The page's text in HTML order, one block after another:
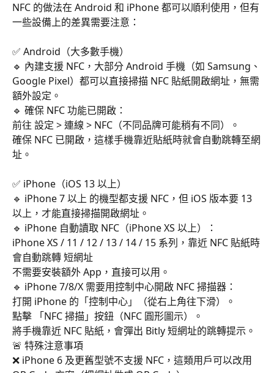
NFC 的做法在 Android 和 iPhone 都可以順利使用，但有
一些設備上的差異需要注意：
✅ Android（大多數手機）
🔹 內建支援 NFC，大部分 Android 手機（如 Samsung、
Google Pixel）都可以直接掃描 NFC 貼紙開啟網址，無需
額外設定。
🔹 確保 NFC 功能已開啟：
前往 設定 > 連線 > NFC（不同品牌可能稍有不同）。
確保 NFC 已開啟，這樣手機靠近貼紙時就會自動跳轉至網
址。
✅ iPhone（iOS 13 以上）
🔹 iPhone 7 以上 的機型都支援 NFC，但 iOS 版本要 13
以上，才能直接掃描開啟網址。
🔹 iPhone 自動讀取 NFC（iPhone XS 以上）：
iPhone XS / 11 / 12 / 13 / 14 / 15 系列，靠近 NFC 貼紙時
會自動跳轉 短網址
不需要安裝額外 App，直接可以用。
🔹 iPhone 7/8/X 需要用控制中心開啟 NFC 掃描器：
打開 iPhone 的「控制中心」（從右上角往下滑）。
點擊 「NFC 掃描」按鈕（NFC 圓形圖示）。
將手機靠近 NFC 貼紙，會彈出 Bitly 短網址的跳轉提示。
🚨 特殊注意事項
❌ iPhone 6 及更舊型號不支援 NFC，這類用戶可以改用